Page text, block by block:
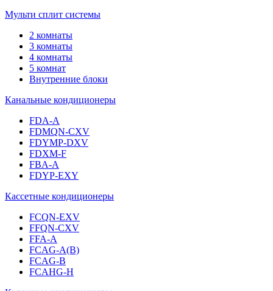
Мульти сплит системы
2 комнаты
3 комнаты
4 комнаты
5 комнат
Внутренние блоки
Канальные кондиционеры
FDA-A
FDMQN-CXV
FDYMP-DXV
FDXM-F
FBA-A
FDYP-EXY
Кассетные кондиционеры
FCQN-EXV
FFQN-CXV
FFA-A
FCAG-A(B)
FCAG-B
FCAHG-H